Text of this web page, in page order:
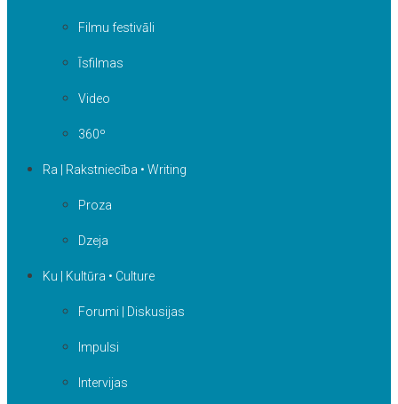
Filmu festivāli
Īsfilmas
Video
360º
Ra | Rakstniecība • Writing
Proza
Dzeja
Ku | Kultūra • Culture
Forumi | Diskusijas
Impulsi
Intervijas